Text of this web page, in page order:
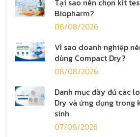
Tại sao nên chọn kit
Biopharm?
08/08/2026
Vì sao doanh nghiệp
dùng Compact Dry?
08/08/2026
Danh mục đầy đủ các
Dry và ứng dụng trong
sinh
07/08/2026